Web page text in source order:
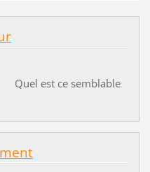
Quel est ce semblable